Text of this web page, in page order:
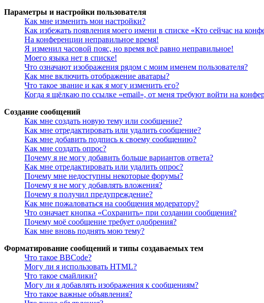
Параметры и настройки пользователя
Как мне изменить мои настройки?
Как избежать появления моего имени в списке «Кто сейчас на
На конференции неправильное время!
Я изменил часовой пояс, но время всё равно неправильное!
Моего языка нет в списке!
Что означают изображения рядом с моим именем пользователя?
Как мне включить отображение аватары?
Что такое звание и как я могу изменить его?
Когда я щёлкаю по ссылке «email», от меня требуют войти на
Создание сообщений
Как мне создать новую тему или сообщение?
Как мне отредактировать или удалить сообщение?
Как мне добавить подпись к своему сообщению?
Как мне создать опрос?
Почему я не могу добавить больше вариантов ответа?
Как мне отредактировать или удалить опрос?
Почему мне недоступны некоторые форумы?
Почему я не могу добавлять вложения?
Почему я получил предупреждение?
Как мне пожаловаться на сообщения модератору?
Что означает кнопка «Сохранить» при создании сообщения?
Почему моё сообщение требует одобрения?
Как мне вновь поднять мою тему?
Форматирование сообщений и типы создаваемых тем
Что такое BBCode?
Могу ли я использовать HTML?
Что такое смайлики?
Могу ли я добавлять изображения к сообщениям?
Что такое важные объявления?